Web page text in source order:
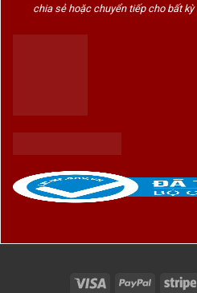
chia sẻ hoặc chuyển tiếp cho bất
Visa PayPal